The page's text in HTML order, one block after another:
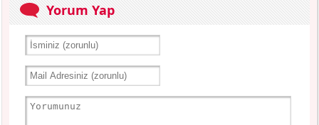
Yorum Yap